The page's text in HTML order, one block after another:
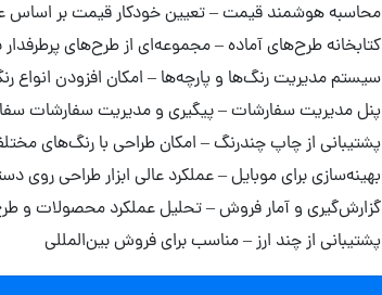
محاسبه هوشمند قیمت – تعیین خودکار قیمت بر اساس
کتابخانه طرح‌های آماده – مجموعه‌ای از طرح‌های
سیستم مدیریت رنگ‌ها و پارچه‌ها – امکان افزودن
پنل مدیریت سفارشات – پیگیری و مدیریت سفارشات
پشتیبانی از چاپ چندرنگ – امکان طراحی با رنگ‌های
بهینه‌سازی برای موبایل – عملکرد عالی ابزار طراحی روی
گزارش‌گیری و آمار فروش – تحلیل عملکرد محصولات و
پشتیبانی از چند ارز – مناسب برای فروش بین‌المللی